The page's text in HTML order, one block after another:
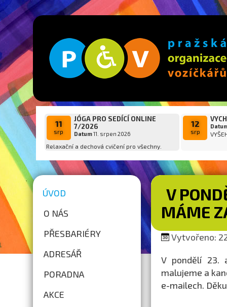
11
srp
JÓGA PRO SEDÍCÍ ONLINE
7/2026
Datum11. srpen 2026
Relaxační a dechová cvičení pro všechny.
12
srp
ÚVOD
O NÁS
PŘESBARIÉRY
ADRESÁŘ
PORADNA
AKCE
V
MÁME
Vytvořeno:
V pondělí 23.
malujeme a
e-mailech.